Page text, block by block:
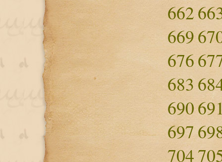
662
669
676
683
690
697
704